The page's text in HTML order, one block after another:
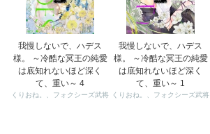
我慢しないで、ハデス
様。 ～冷酷な冥王の純愛
は底知れないほど深く
て、重い～ 4
くりおね。、フォクシーズ武将
我慢しないで、ハデス
様。 ～冷酷な冥王の純愛
は底知れないほど深く
て、重い～ 1
くりおね。、フォクシーズ武将